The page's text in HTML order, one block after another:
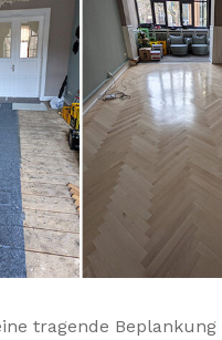
tragende Beplankung